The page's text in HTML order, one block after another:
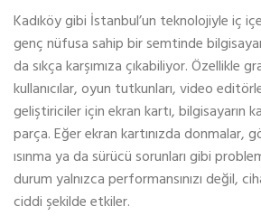
Kadıköy gibi İstanbul’un teknolojiyle iç
genç nüfusa sahip bir semtinde bilgisayar
da sıkça karşımıza çıkabiliyor. Özellikle
kullanıcılar, oyun tutkunları, video
geliştiriciler için ekran kartı, bilgisayarın
parça. Eğer ekran kartınızda donmalar,
ısınma ya da sürücü sorunları gibi
durum yalnızca performansınızı değil,
ciddi şekilde etkiler.